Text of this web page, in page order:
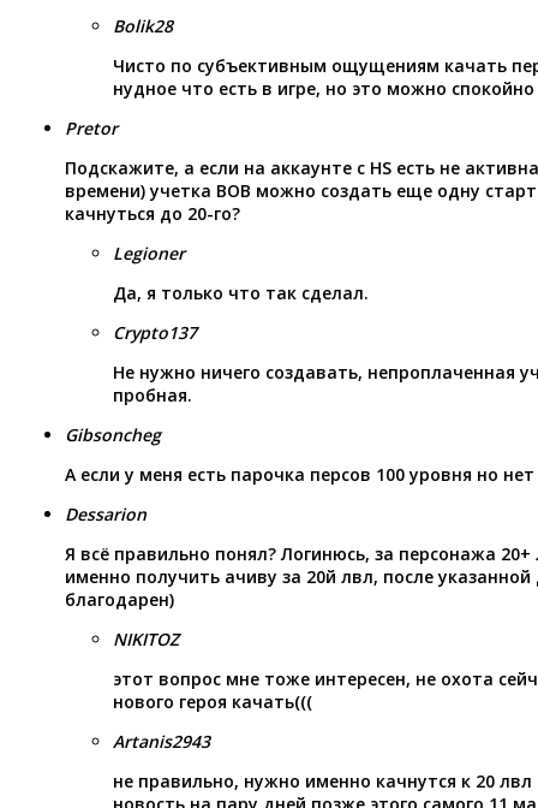
Bolik28
Чисто по субъективным ощущениям качать
нудное что есть в игре, но это можно
Pretor
Подскажите, а если на аккаунте с HS есть не
времени) учетка ВОВ можно создать еще одну
качнуться до 20-го?
Legioner
Да, я только что так сделал.
Crypto137
Не нужно ничего создавать, непроплаченная
пробная.
Gibsoncheg
А если у меня есть парочка персов 100 уровня но
Dessarion
Я всё правильно понял? Логинюсь, за персонажа
именно получить ачиву за 20й лвл, после
благодарен)
NIKITOZ
этот вопрос мне тоже интересен, не охота
нового героя качать(((
Artanis2943
не правильно, нужно именно качнутся к 20